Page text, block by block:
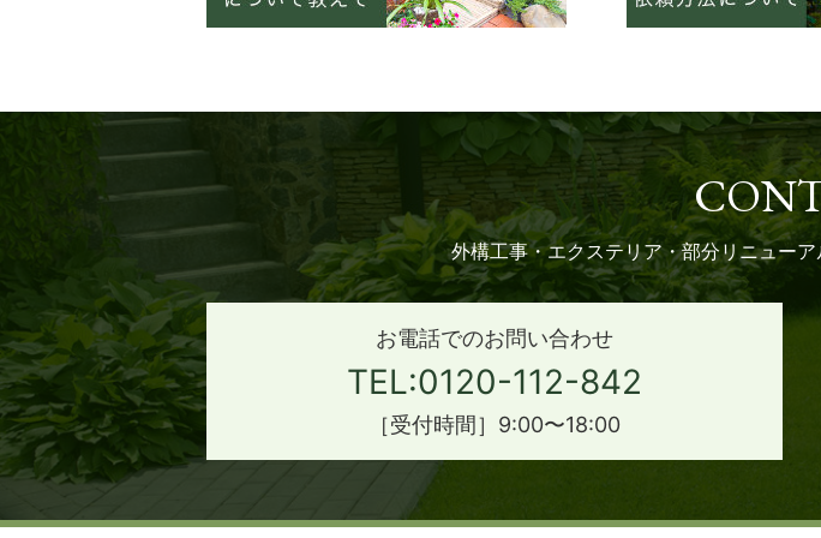
外構工事・エクステリア・部分リニュー
お電話でのお問い合わせ
TEL:0120-112-842
［受付時間］9:00〜18:00